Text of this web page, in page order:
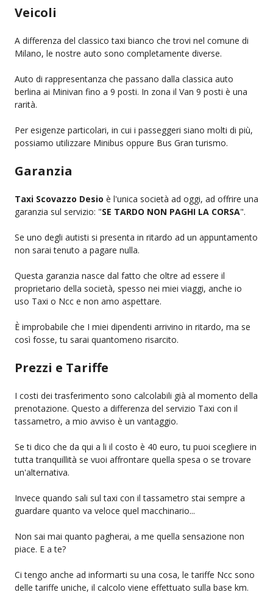
Veicoli
A differenza del classico taxi bianco che trovi nel comune di
Milano, le nostre auto sono completamente diverse.
Auto di rappresentanza che passano dalla classica auto
berlina ai Minivan fino a 9 posti. In zona il Van 9 posti è una
rarità.
Per esigenze particolari, in cui i passeggeri siano molti di più,
possiamo utilizzare Minibus oppure Bus Gran turismo.
Garanzia
Taxi Scovazzo Desio è l'unica società ad oggi, ad offrire una
garanzia sul servizio: "SE TARDO NON PAGHI LA CORSA".
Se uno degli autisti si presenta in ritardo ad un appuntamento
non sarai tenuto a pagare nulla.
Questa garanzia nasce dal fatto che oltre ad essere il
proprietario della società, spesso nei miei viaggi, anche io
uso Taxi o Ncc e non amo aspettare.
È improbabile che I miei dipendenti arrivino in ritardo, ma se
così fosse, tu sarai quantomeno risarcito.
Prezzi e Tariffe
I costi dei trasferimento sono calcolabili già al momento della
prenotazione. Questo a differenza del servizio Taxi con il
tassametro, a mio avviso è un vantaggio.
Se ti dico che da qui a li il costo è 40 euro, tu puoi scegliere in
tutta tranquillità se vuoi affrontare quella spesa o se trovare
un'alternativa.
Invece quando sali sul taxi con il tassametro stai sempre a
guardare quanto va veloce quel macchinario...
Non sai mai quanto pagherai, a me quella sensazione non
piace. E a te?
Ci tengo anche ad informarti su una cosa, le tariffe Ncc sono
delle tariffe uniche, il calcolo viene effettuato sulla base km.